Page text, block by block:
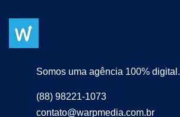
Somos uma agência 100% digital.
(88) 98221-1073
contato@warpmedia.com.br